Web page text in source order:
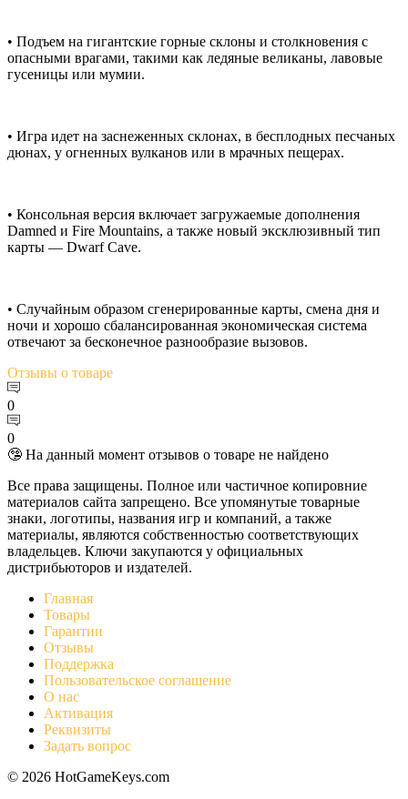
• Подъем на гигантские горные склоны и столкновения с
опасными врагами, такими как ледяные великаны, лавовые
гусеницы или мумии.
• Игра идет на заснеженных склонах, в бесплодных песчаных
дюнах, у огненных вулканов или в мрачных пещерах.
• Консольная версия включает загружаемые дополнения
Damned и Fire Mountains, а также новый эксклюзивный тип
карты — Dwarf Cave.
• Случайным образом сгенерированные карты, смена дня и
ночи и хорошо сбалансированная экономическая система
отвечают за бесконечное разнообразие вызовов.
Отзывы о товаре
0
0
🤥 На данный момент отзывов о товаре не найдено
Все права защищены. Полное или частичное копировние
материалов сайта запрещено. Все упомянутые товарные
знаки, логотипы, названия игр и компаний, а также
материалы, являются собственностью соответствующих
владельцев. Ключи закупаются у официальных
дистрибьюторов и издателей.
Главная
Товары
Гарантии
Отзывы
Поддержка
Пользовательское соглашение
О нас
Активация
Реквизиты
Задать вопрос
© 2026 HotGameKeys.com